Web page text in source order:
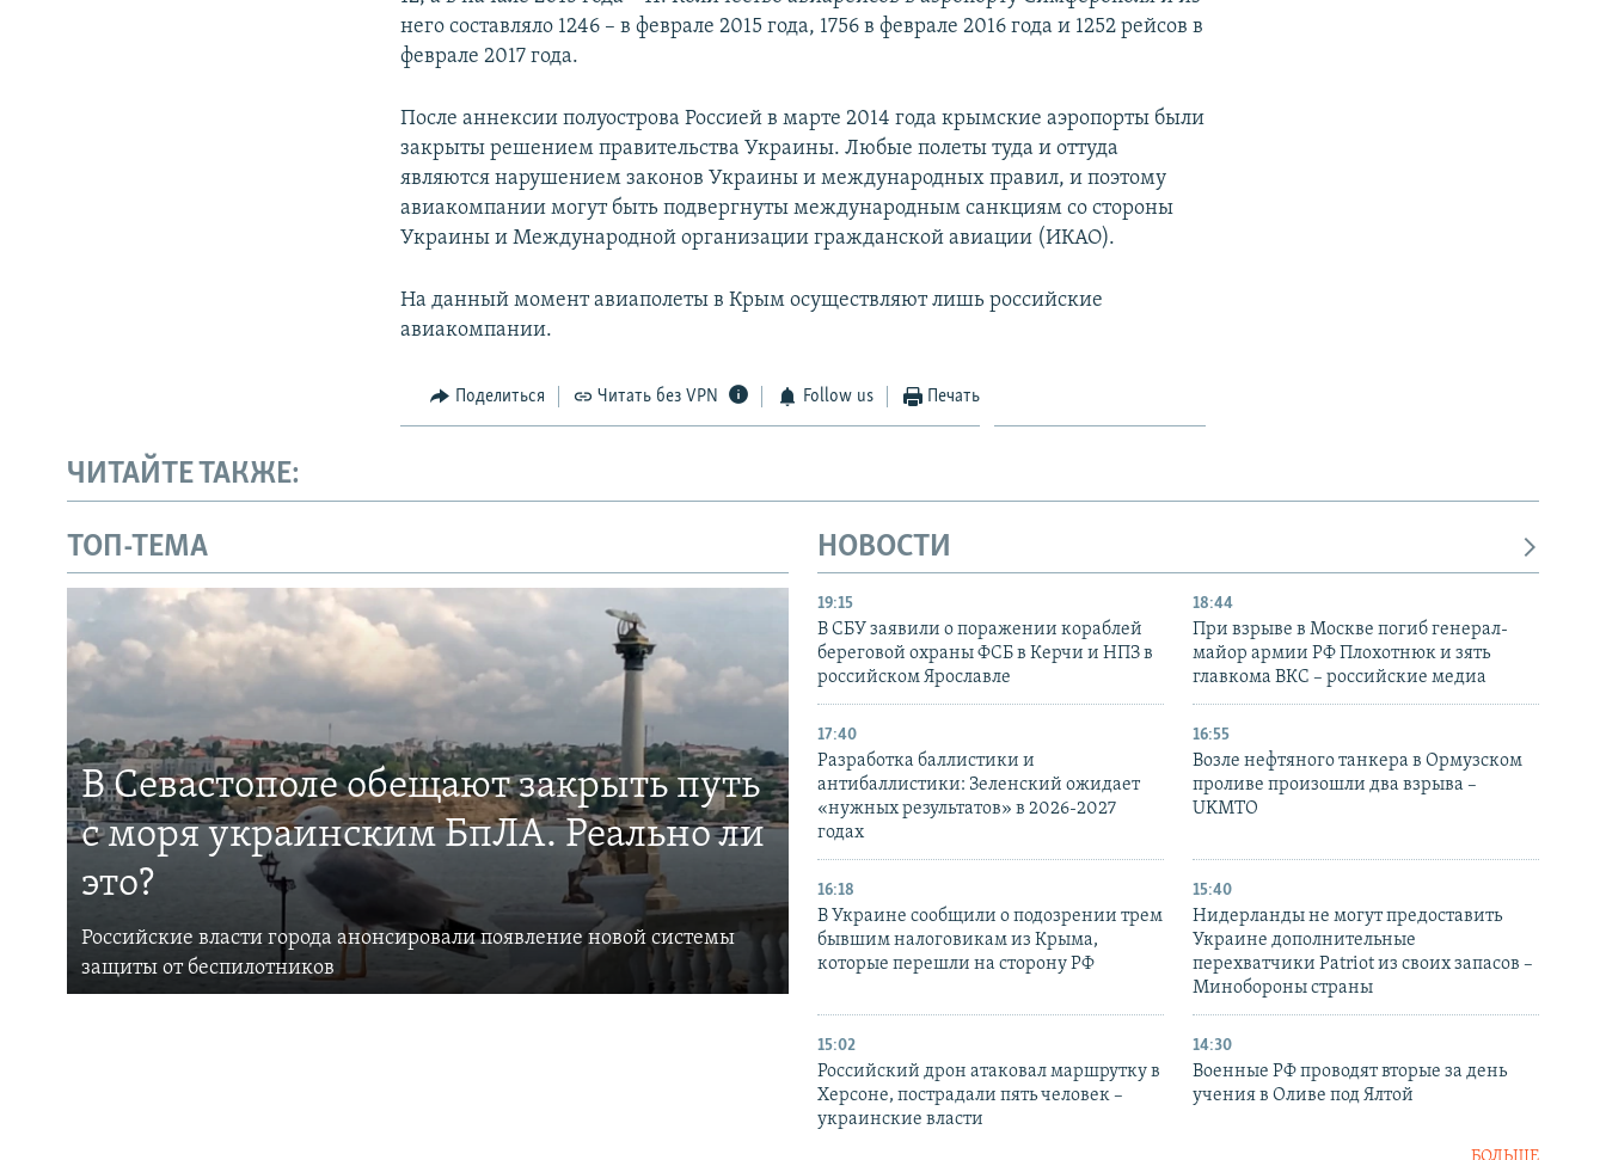
него составляло 1246 – в феврале 2015 года, 1756 в феврале 2016 года и 1252 рейсов в
феврале 2017 года.
После аннексии полуострова Россией в марте 2014 года крымские аэропорты были
закрыты решением правительства Украины. Любые полеты туда и оттуда
являются нарушением законов Украины и международных правил, и поэтому
авиакомпании могут быть подвергнуты международным санкциям со стороны
Украины и Международной организации гражданской авиации (ИКАО).
На данный момент авиаполеты в Крым осуществляют лишь российские
авиакомпании.
Поделиться Читать без VPN Follow us Печать
ЧИТАЙТЕ ТАКЖЕ:
ТОП-ТЕМА
В Севастополе обещают закрыть путь
с моря украинским БпЛА. Реально ли
это?
Российские власти города анонсировали появление новой системы
защиты от беспилотников
НОВОСТИ
19:15
В СБУ заявили о поражении кораблей
береговой охраны ФСБ в Керчи и НПЗ в
российском Ярославле
18:44
При взрыве в Москве погиб генерал-
майор армии РФ Плохотнюк и зять
главкома ВКС – российские медиа
17:40
Разработка баллистики и
антибаллистики: Зеленский ожидает
«нужных результатов» в 2026-2027
годах
16:55
Возле нефтяного танкера в Ормузском
проливе произошли два взрыва –
UKMTO
16:18
В Украине сообщили о подозрении трем
бывшим налоговикам из Крыма,
которые перешли на сторону РФ
15:40
Нидерланды не могут предоставить
Украине дополнительные
перехватчики Patriot из своих запасов –
Минобороны страны
15:02
Российский дрон атаковал маршрутку в
Херсоне, пострадали пять человек –
украинские власти
14:30
Военные РФ проводят вторые за день
учения в Оливе под Ялтой